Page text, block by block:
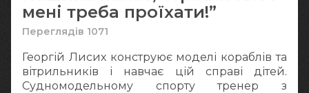
мені треба проїхати!”
Переглядів 1071
Георгій Лисих конструює моделі кораблів та
вітрильників і навчає цій справі дітей.
Судномодельному спорту тренер з